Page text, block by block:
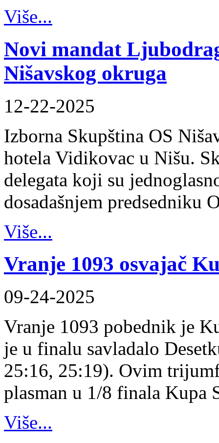
Više...
Novi mandat
Nišavskog okruga
12-22-2025
Izborna Skupština OS
hotela Vidikovac u Nišu.
delegata koji su
dosadašnjem predsedniku
Više...
Vranje 1093 osvajač
09-24-2025
Vranje 1093 pobednik je
je u finalu savladalo
25:16, 25:19). Ovim
plasman u 1/8 finala Kupa
Više...